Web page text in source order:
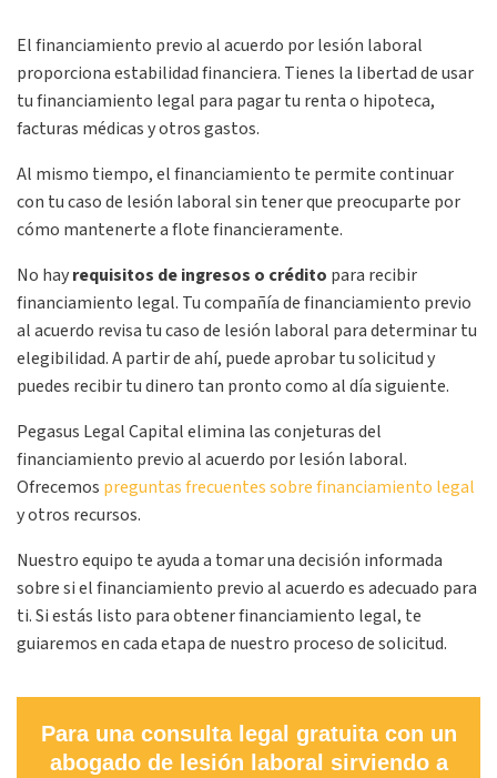
El financiamiento previo al acuerdo por lesión laboral
proporciona estabilidad financiera. Tienes la libertad de usar
tu financiamiento legal para pagar tu renta o hipoteca,
facturas médicas y otros gastos.
Al mismo tiempo, el financiamiento te permite continuar
con tu caso de lesión laboral sin tener que preocuparte por
cómo mantenerte a flote financieramente.
No hayrequisitos de ingresos o crédito para recibir
financiamiento legal. Tu compañía de financiamiento previo
al acuerdo revisa tu caso de lesión laboral para determinar tu
elegibilidad. A partir de ahí, puede aprobar tu solicitud y
puedes recibir tu dinero tan pronto como al día siguiente.
Pegasus Legal Capital elimina las conjeturas del
financiamiento previo al acuerdo por lesión laboral.
Ofrecemos preguntas frecuentes sobre financiamiento legal
y otros recursos.
Nuestro equipo te ayuda a tomar una decisión informada
sobre si el financiamiento previo al acuerdo es adecuado para
ti. Si estás listo para obtener financiamiento legal, te
guiaremos en cada etapa de nuestro proceso de solicitud.
Para una consulta legal gratuita con un
abogado de lesión laboral sirviendo a